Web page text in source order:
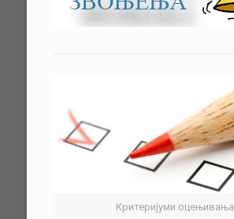
Критеријуми оцењивања